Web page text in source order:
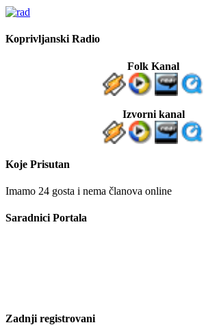
Koprivljanski Radio
Folk Kanal
Izvorni kanal
Koje Prisutan
Imamo 24 gosta i nema članova online
Saradnici Portala
Zadnji registrovani